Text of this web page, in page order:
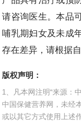
请咨询医生。本品
哺乳期妇女及未成
存在差异，请根据
版权声明：
1、凡本网注明“来源：
中国保健营养网，未经
或以其它方式使用上述